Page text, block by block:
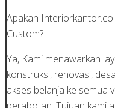
Apakah
Custom?
Ya, Kami menawarkan
konstruksi, renovasi,
akses belanja ke semua